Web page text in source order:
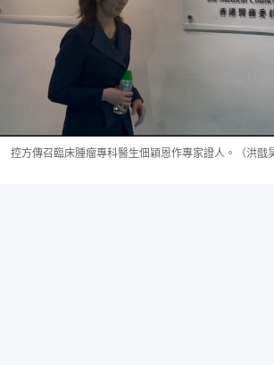
控方傳召臨床腫瘤專科醫生佃穎恩作專家證人。（洪戩